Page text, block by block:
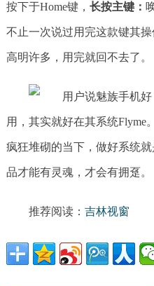
按下于Home键， 长按主键：
不止一次说过用完这款键其
高明许多，用完就回不去了。
用，其实就好在其系统Flyme
疯狂堆砌的当下，做好系统
品才能有灵魂，才会有拥趸。
推荐阅读： 吉林视窗